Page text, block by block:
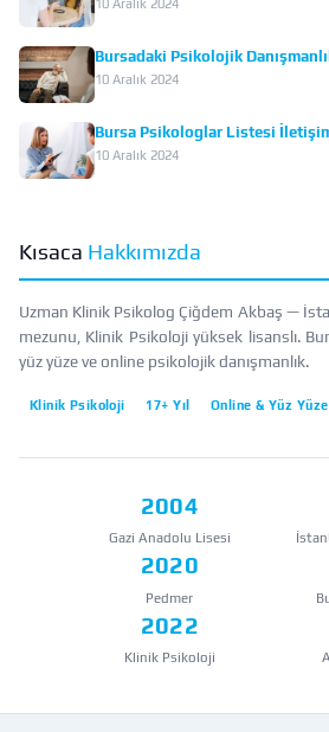
10 Aralık 2024
Bursadaki Psikolojik
10 Aralık 2024
Bursa Psikologlar Listesi
10 Aralık 2024
Kısaca Hakkımızda
Uzman Klinik Psikolog Çiğdem Akbaş —
mezunu, Klinik Psikoloji yüksek lisanslı.
yüz yüze ve online psikolojik danışmanlık.
Klinik Psikoloji 17+ Yıl Online & Yüz Yüze
2004
Gazi Anadolu Lisesi
2020
Pedmer
2022
Klinik Psikoloji